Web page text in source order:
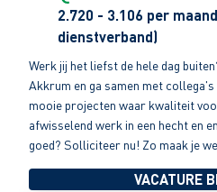
2.720 - 3.106 per
dienstverband)
Werk jij het liefst de hele dag
Akkrum en ga samen met
mooie projecten waar kwaliteit
afwisselend werk in een hecht en
goed? Solliciteer nu! Zo maak je
VACATURE